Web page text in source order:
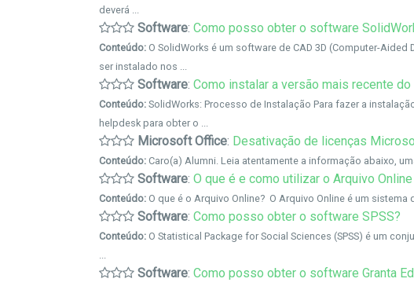
deverá ...
Software: Como posso obter o software
Conteúdo: O SolidWorks é um software de CAD 3D (Computer-
ser instalado nos ...
Software: Como instalar a versão mais recente
Conteúdo: SolidWorks: Processo de Instalação Para fazer a
helpdesk para obter o ...
Microsoft Office: Desativação de licenças
Conteúdo: Caro(a) Alumni. Leia atentamente a informação abaixo,
Software: O que é e como utilizar o Arquivo
Conteúdo: O que é o Arquivo Online? O Arquivo Online é um
Software: Como posso obter o software SPSS?
Conteúdo: O Statistical Package for Social Sciences (SPSS) é um
...
Software: Como posso obter o software Granta